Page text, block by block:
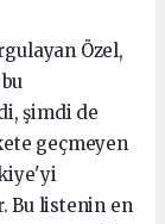
Özel,
şimdi de
geçmeyen
Bu listenin en